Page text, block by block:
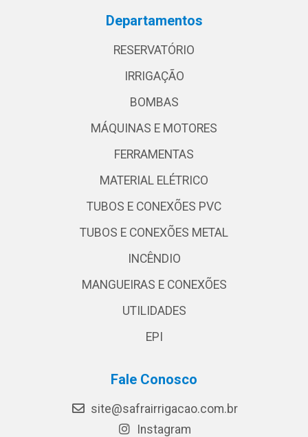
Departamentos
RESERVATÓRIO
IRRIGAÇÃO
BOMBAS
MÁQUINAS E MOTORES
FERRAMENTAS
MATERIAL ELÉTRICO
TUBOS E CONEXÕES PVC
TUBOS E CONEXÕES METAL
INCÊNDIO
MANGUEIRAS E CONEXÕES
UTILIDADES
EPI
Fale Conosco
site@safrairrigacao.com.br
Instagram